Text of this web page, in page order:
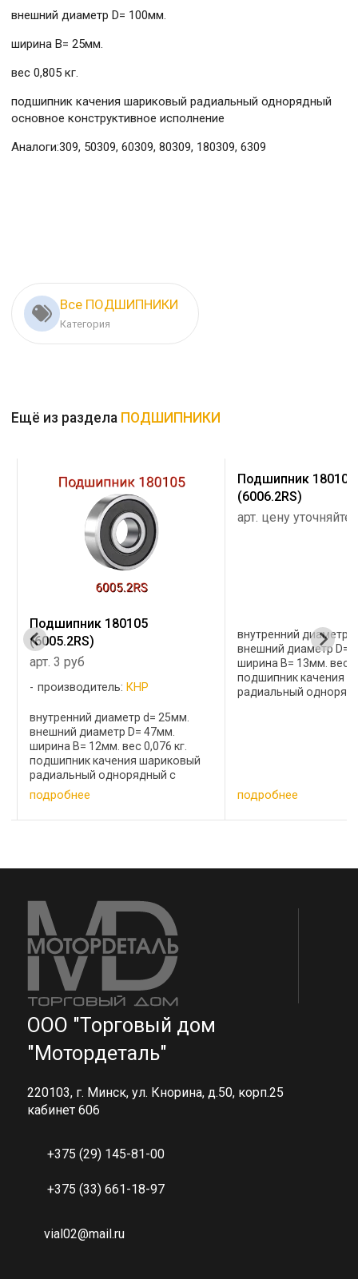
внешний диаметр D= 100мм.
ширина B= 25мм.
вес 0,805 кг.
подшипник качения шариковый радиальный однорядный
основное конструктивное исполнение
Аналоги:309, 50309, 60309, 80309, 180309, 6309
Все ПОДШИПНИКИ
Категория
Ещё из раздела ПОДШИПНИКИ
Подшипник 180105
(6005.2RS)
арт. 3 руб
производитель: КНР
внутренний диаметр d= 25мм.
внешний диаметр D= 47мм.
ширина B= 12мм. вес 0,076 кг.
подшипник качения шариковый
радиальный однорядный с
двухсторонней защитой и
уплотнением из резины или
пластмассы Аналоги:105,
подробнее
Подшипник 180106
(6006.2RS)
арт. цену уточняйте
внутренний диаметр
внешний диаметр D=
ширина B= 13мм. вес
подшипник качения
радиальный
подробнее
ООО "Торговый дом
"Мотордеталь"
220103, г. Минск, ул. Кнорина, д.50, корп.25
кабинет 606
+375 (29) 145-81-00
+375 (33) 661-18-97
vial02@mail.ru